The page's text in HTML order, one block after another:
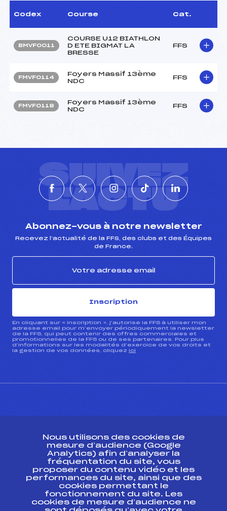
Codex Course Cat.
BMVF0011
COURSE U12 BIATHLON
D ETE BIGMAT LA
BRESSE
FFS
FMVF0114
Foyers Massif 13ème
NDC
FFS
FMVF0118
Foyers Massif 13ème
NDC
FFS
SUIVEZ
L'ACTU
Abonnez-vous à notre newsletter
Recevez l’actualité de la FFS, des clubs et des Équipes
de France.
Inscription
En cliquant sur « inscription », j’autorise la FFS à utiliser mon
adresse email pour m’envoyer périodiquement la newsletter
de la FFS, qui peut contenir des offres commerciales et
promotionnelles de la FFS ou de ses partenaires. Pour plus
d’informations sur les modalités d’exercice de vos droits et
la gestion de vos données, cliquez ici
ESPACE PRESSE
Ressources
Pass’Neige
Projet sportif fédéral
Projet de performance fédéral
Nous utilisons des cookies de
mesure d’audience (Google
Analytics) afin d’analyser la
fréquentation du site, vous
proposer du contenu vidéo et les
performances du site, ainsi que des
cookies permettant le
fonctionnement du site. Les
cookies de mesure d’audience ne